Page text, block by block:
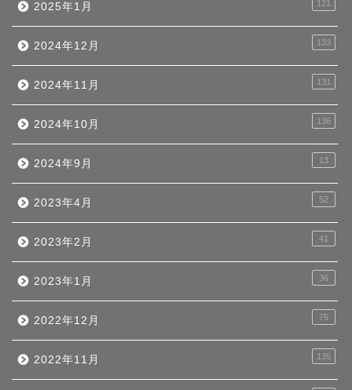
2025年1月 121
2024年12月 133
2024年11月 131
2024年10月 136
2024年9月 13
2023年4月 52
2023年2月 41
2023年1月 36
2022年12月 75
2022年11月 135